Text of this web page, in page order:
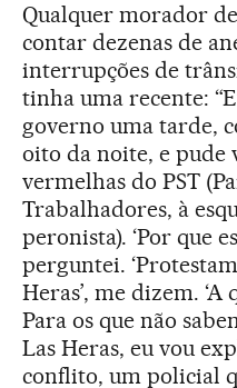
Qualquer morador
contar dezenas de
interrupções de
tinha uma recente:
governo uma tarde,
oito da noite, e pude
vermelhas do PST
Trabalhadores, à
peronista). ‘Por que
perguntei.
Heras’, me dizem. ‘A
Para os que não
Las Heras, eu vou
conflito, um policial